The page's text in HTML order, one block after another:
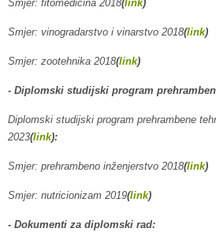
Smjer: fitomedicina 2018(link)
Smjer: vinogradarstvo i vinarstvo 2018(link)
Smjer: zootehnika 2018(link)
- Diplomski studijski program
Diplomski studijski program prehrambene
2023(link):
Smjer: prehrambeno inženjerstvo 2018(link)
Smjer: nutricionizam 2019(link)
- Dokumenti za diplomski rad: